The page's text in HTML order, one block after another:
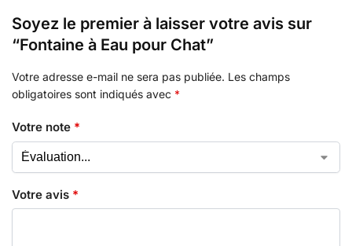
Soyez le premier à laisser votre avis sur
“Fontaine à Eau pour Chat”
Votre adresse e-mail ne sera pas publiée. Les champs
obligatoires sont indiqués avec *
Votre note *
Votre avis *